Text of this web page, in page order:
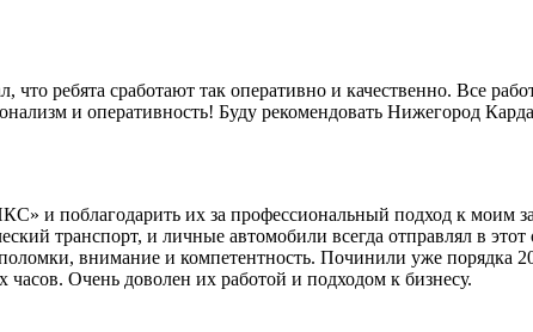
ребята сработают так оперативно и качественно. Все
и оперативность! Буду рекомендовать Нижегород
и поблагодарить их за профессиональный подход к моим
транспорт, и личные автомобили всегда отправлял в
внимание и компетентность. Починили уже порядка
Очень доволен их работой и подходом к бизнесу.